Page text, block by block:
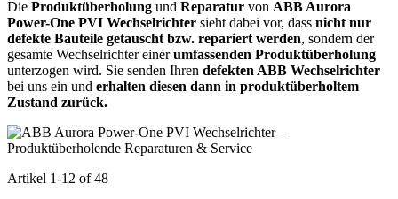
Die Produktüberholung und Reparatur von ABB Aurora
Power-One PVI Wechselrichter sieht dabei vor, dass nicht nur
defekte Bauteile getauscht bzw. repariert werden, sondern der
gesamte Wechselrichter einerumfassenden Produktüberholung
unterzogen wird. Sie senden Ihren defekten ABB Wechselrichter
bei uns ein und erhalten diesen dann in produktüberholtem
Zustand zurück.
Artikel 1-12 of48